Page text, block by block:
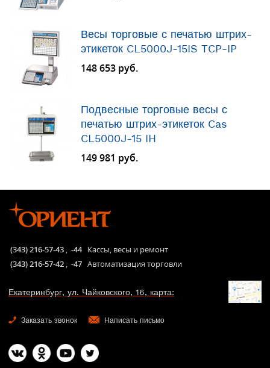
Весы торговые с печатью штрих-
этикеток CL5000J-15IS TCP-IP
148 653 руб.
Подвесные торговые весы с
печатью штрих-этикеток Cas
CL5000J-15 IH
149 981 руб.
(343) 216-57-43 , -44 Кассы, весы и ремонт
(343) 216-57-42 , -47 Автоматизация торговли
Екатеринбург, ул. Чайковского, 16, карта:
Заказать звонок Написать письмо